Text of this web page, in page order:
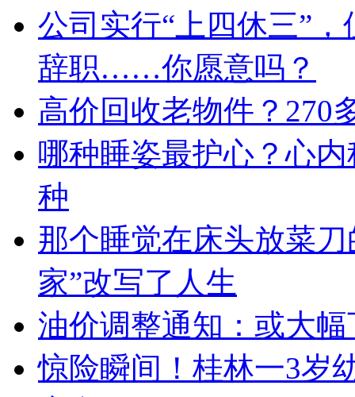
公司实行“上四休三”
辞职……你愿意吗？
高价回收老物件？270
哪种睡姿最护心？心
种
那个睡觉在床头放菜
家”改写了人生
油价调整通知：或大
惊险瞬间！桂林一3岁